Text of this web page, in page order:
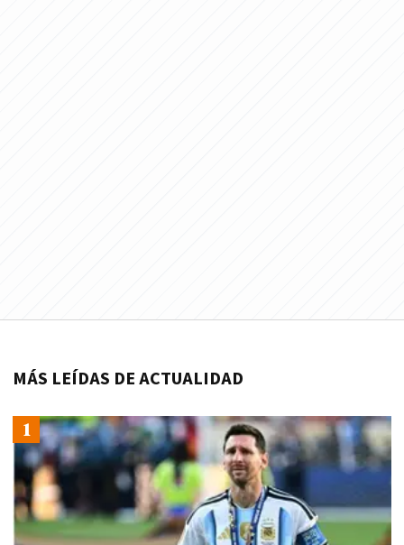
MÁS LEÍDAS DE ACTUALIDAD